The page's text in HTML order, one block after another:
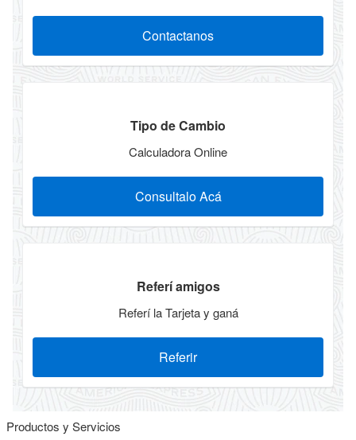
Contactanos
Tipo de Cambio
Calculadora Online
Consultalo Acá
Referí amigos
Referí la Tarjeta y ganá
Referir
Productos y Servicios